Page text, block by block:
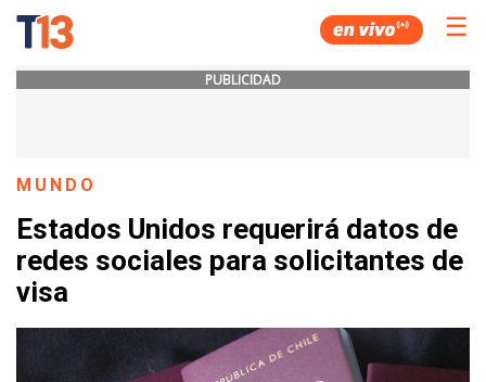
☰
PUBLICIDAD
MUNDO
Estados Unidos requerirá datos de
redes sociales para solicitantes de
visa